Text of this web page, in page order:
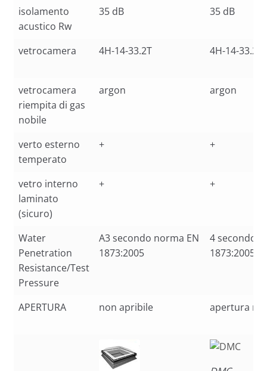
isolamento
acustico Rw
35 dB 35 dB
vetrocamera 4H-14-33.2T 4H-14-33.2T
vetrocamera
riempita di gas
nobile
argon argon
verto esterno
temperato
+ +
vetro interno
laminato
(sicuro)
+ +
Water
Penetration
Resistance/Test
Pressure
A3 secondo norma EN
1873:2005
4 secondo
1873:2005
APERTURA non apribile apertura